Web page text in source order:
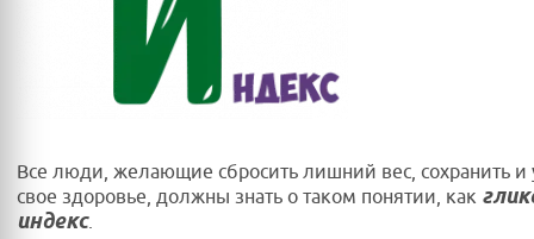
Все люди, желающие сбросить лишний вес, сохранить и
свое здоровье, должны знать о таком понятии, как
индекс.